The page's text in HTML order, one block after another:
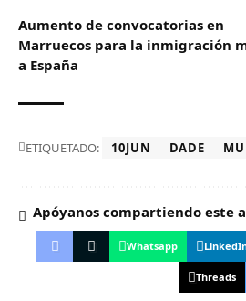
Aumento de convocatorias en
Marruecos para la inmigración
a España
ETIQUETADO: 10JUN DADE
Apóyanos compartiendo este
Whatsapp
Threads